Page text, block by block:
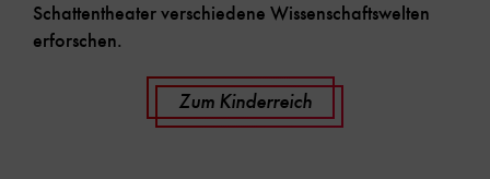
Schattentheater verschiedene Wissenschaftswelten
erforschen.
Zum Kinderreich